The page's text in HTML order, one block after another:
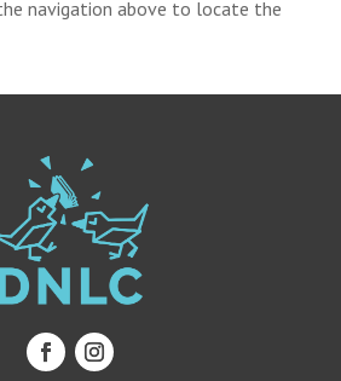
navigation above to locate the